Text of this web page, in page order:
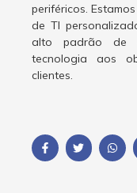
periféricos.
de TI
alto padrão de
tecnologia aos
clientes.